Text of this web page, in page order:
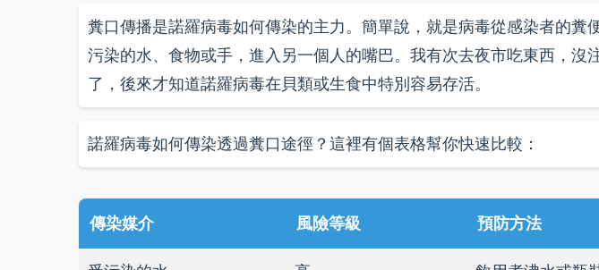
糞口傳播是諾羅病毒如何傳染的主力。簡單說，就是病毒從感染者的糞
污染的水、食物或手，進入另一個人的嘴巴。我有次去夜市吃東西，沒
了，後來才知道諾羅病毒在貝類或生食中特別容易存活。
諾羅病毒如何傳染透過糞口途徑？這裡有個表格幫你快速比較：
傳染媒介 風險等級 預防方法